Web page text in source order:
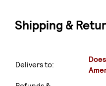
Shipping &
Delivers to: